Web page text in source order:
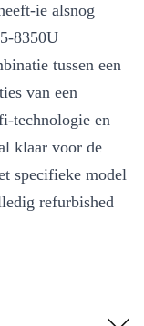
ie alsnog
8350U
tussen een
van een
technologie en
klaar voor de
specifieke model
refurbished